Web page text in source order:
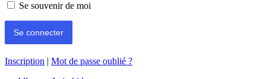
Se souvenir de moi
Inscription | Mot de passe oublié ?